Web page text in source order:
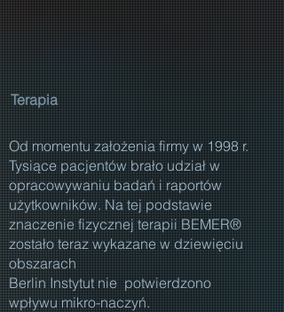
Terapia
Od momentu założenia firmy w 1998 r.
Tysiące pacjentów brało udział w
opracowywaniu badań i raportów
użytkowników. Na tej podstawie
znaczenie fizycznej terapii BEMER®
zostało teraz wykazane w dziewięciu
obszarach
Berlin Instytut nie potwierdzono
wpływu mikro-naczyń.